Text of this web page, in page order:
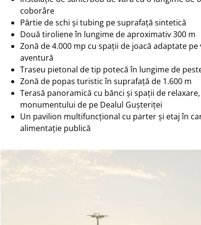
coborâre
Pȃrtie de schi și tubing pe suprafață sintetică
Două tiroliene în lungime de aproximativ 300 m
Zonă de 4.000 mp cu spații de joacă adaptate
aventură
Traseu pietonal de tip potecă în lungime de
Zonă de popas turistic în suprafață de 1.600 m
Terasă panoramică cu bănci și spații de
monumentului de pe Dealul Gușteriței
Un pavilion multifuncțional cu parter și etaj în
alimentație publică